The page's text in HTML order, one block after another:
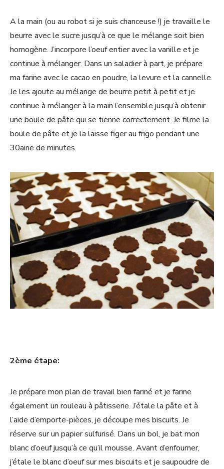
A la main (ou au robot si je suis chanceuse !) je travaille le
beurre avec le sucre jusqu’à ce que le mélange soit bien
homogène. J’incorpore l’oeuf entier avec la vanille et je
continue à mélanger. Dans un saladier à part, je prépare
ma farine avec le cacao en poudre, la levure et la cannelle.
Je les ajoute au mélange de beurre petit à petit et je
continue à mélanger à la main l’ensemble jusqu’à obtenir
une boule de pâte qui se tienne correctement. Je filme la
boule de pâte et je la laisse figer au frigo pendant une
30aine de minutes.
2ème étape:
Je prépare mon plan de travail bien fariné et je farine
également un rouleau à pâtisserie. J’étale la pâte et à
l’aide d’emporte-pièces, je découpe mes biscuits. Je
réserve sur un papier sulfurisé. Dans un bol, je bat mon
blanc d’oeuf jusqu’à ce qu’il mousse. Avant d’enfourner,
j’étale le blanc d’oeuf sur mes biscuits et je saupoudre de